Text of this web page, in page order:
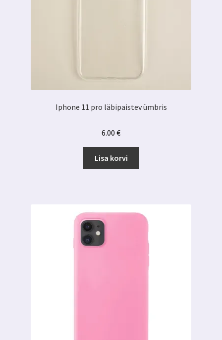
Iphone 11 pro läbipaistev ümbris
6.00 €
Lisa korvi